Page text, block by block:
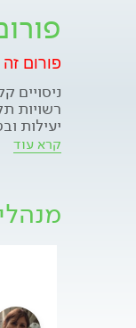
פורום
ניסויים
רשויות
יעילות
התגבשו
תשתיות
מרצונו
המשתתף
מענה
קרא עוד